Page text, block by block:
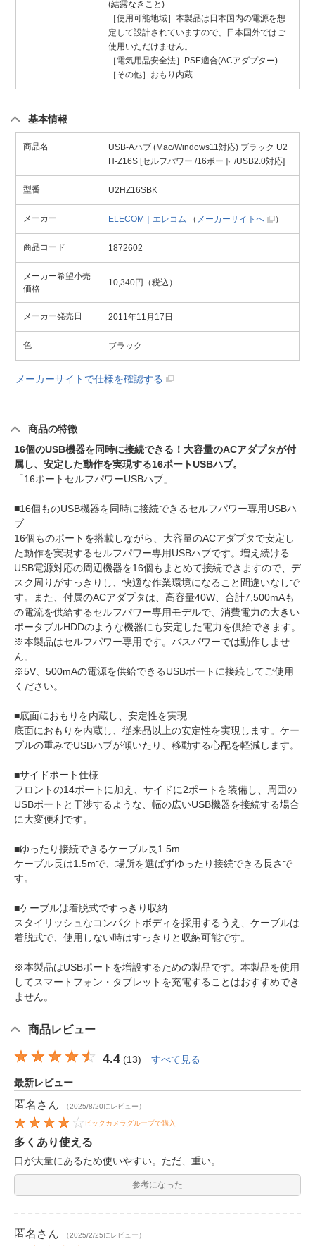
(結露なきこと)
［使用可能地域］本製品は日本国内の電源を想
定して設計されていますので、日本国外ではご
使用いただけません。
［電気用品安全法］PSE適合(ACアダプター)
［その他］おもり内蔵
基本情報
商品名
USB-Aハブ (Mac/Windows11対応) ブラック U2
H-Z16S [セルフパワー /16ポート /USB2.0対応]
型番 U2HZ16SBK
メーカー ELECOM｜エレコム （ メーカーサイトへ ）
商品コード 1872602
メーカー希望小売
価格
10,340円（税込）
メーカー発売日 2011年11月17日
色 ブラック
メーカーサイトで仕様を確認する
商品の特徴
16個のUSB機器を同時に接続できる！大容量のACアダプタが付
属し、安定した動作を実現する16ポートUSBハブ。
「16ポートセルフパワーUSBハブ」
■16個ものUSB機器を同時に接続できるセルフパワー専用USBハ
ブ
16個ものポートを搭載しながら、大容量のACアダプタで安定し
た動作を実現するセルフパワー専用USBハブです。増え続ける
USB電源対応の周辺機器を16個もまとめて接続できますので、デ
スク周りがすっきりし、快適な作業環境になること間違いなしで
す。また、付属のACアダプタは、高容量40W、合計7,500mAも
の電流を供給するセルフパワー専用モデルで、消費電力の大きい
ポータブルHDDのような機器にも安定した電力を供給できます。
※本製品はセルフパワー専用です。バスパワーでは動作しませ
ん。
※5V、500mAの電源を供給できるUSBポートに接続してご使用
ください。
■底面におもりを内蔵し、安定性を実現
底面におもりを内蔵し、従来品以上の安定性を実現します。ケー
ブルの重みでUSBハブが傾いたり、移動する心配を軽減します。
■サイドポート仕様
フロントの14ポートに加え、サイドに2ポートを装備し、周囲の
USBポートと干渉するような、幅の広いUSB機器を接続する場合
に大変便利です。
■ゆったり接続できるケーブル長1.5m
ケーブル長は1.5mで、場所を選ばずゆったり接続できる長さで
す。
■ケーブルは着脱式ですっきり収納
スタイリッシュなコンパクトボディを採用するうえ、ケーブルは
着脱式で、使用しない時はすっきりと収納可能です。
※本製品はUSBポートを増設するための製品です。本製品を使用
してスマートフォン・タブレットを充電することはおすすめでき
ません。
商品レビュー
4.4 (13) すべて見る
最新レビュー
匿名 さん （2025/8/20にレビュー）
ビックカメラグループで購入
多くあり使える
口が大量にあるため使いやすい。ただ、重い。
参考になった
匿名 さん （2025/2/25にレビュー）